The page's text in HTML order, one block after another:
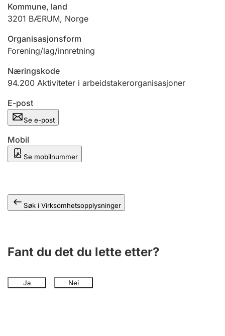
Kommune, land
3201 BÆRUM, Norge
Organisasjonsform
Forening/lag/innretning
Næringskode
94.200 Aktiviteter i arbeidstakerorganisasjoner
E-post
Se e-post
Mobil
Se mobilnummer
Søk i Virksomhetsopplysninger
Fant du det du lette etter?
Ja Nei